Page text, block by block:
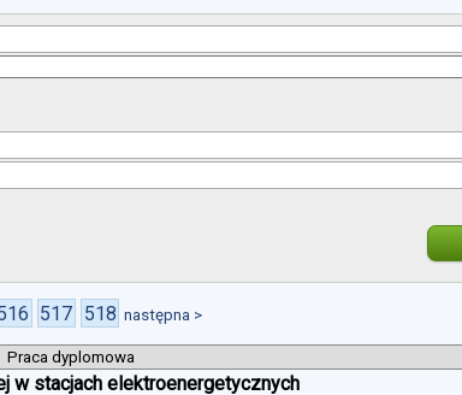
517 518 następna >
Praca dyplomowa
w stacjach elektroenergetycznych